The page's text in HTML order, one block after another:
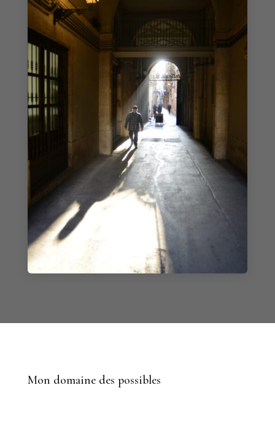
Mon domaine des possibles